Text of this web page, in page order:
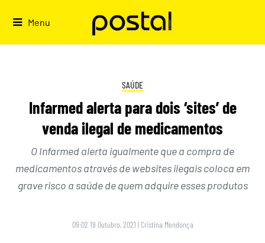
Menu
SAÚDE
Infarmed alerta para dois ‘sites’ de
venda ilegal de medicamentos
O Infarmed alerta igualmente que a compra de
medicamentos através de websites ilegais coloca em
grave risco a saúde de quem adquire esses produtos
09:02 19 Outubro, 2021 | Cristina Mendonça